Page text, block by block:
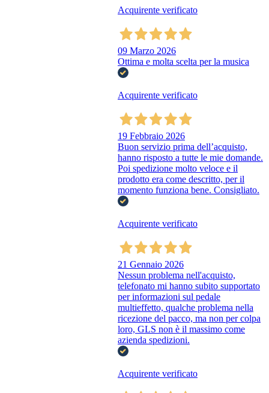
Acquirente verificato
09 Marzo 2026
Ottima e molta scelta per la musica
Acquirente verificato
19 Febbraio 2026
Buon servizio prima dell’acquisto,
hanno risposto a tutte le mie domande.
Poi spedizione molto veloce e il
prodotto era come descritto, per il
momento funziona bene. Consigliato.
Acquirente verificato
21 Gennaio 2026
Nessun problema nell'acquisto,
telefonato mi hanno subito supportato
per informazioni sul pedale
multieffetto, qualche problema nella
ricezione del pacco, ma non per colpa
loro, GLS non è il massimo come
azienda spedizioni.
Acquirente verificato